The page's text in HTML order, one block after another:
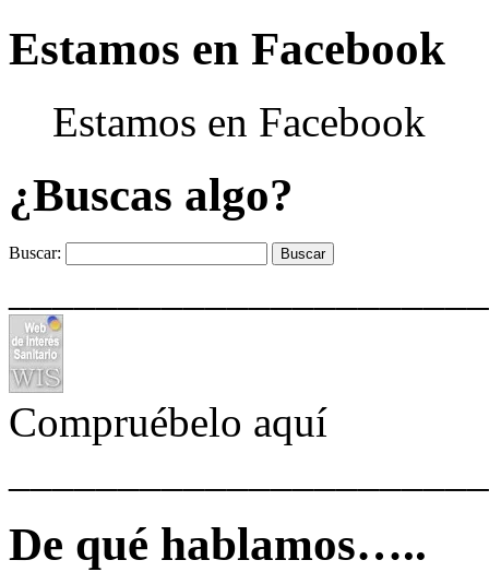
Estamos en Facebook
Estamos en Facebook
¿Buscas algo?
Buscar:
Compruébelo aquí
De qué hablamos…..